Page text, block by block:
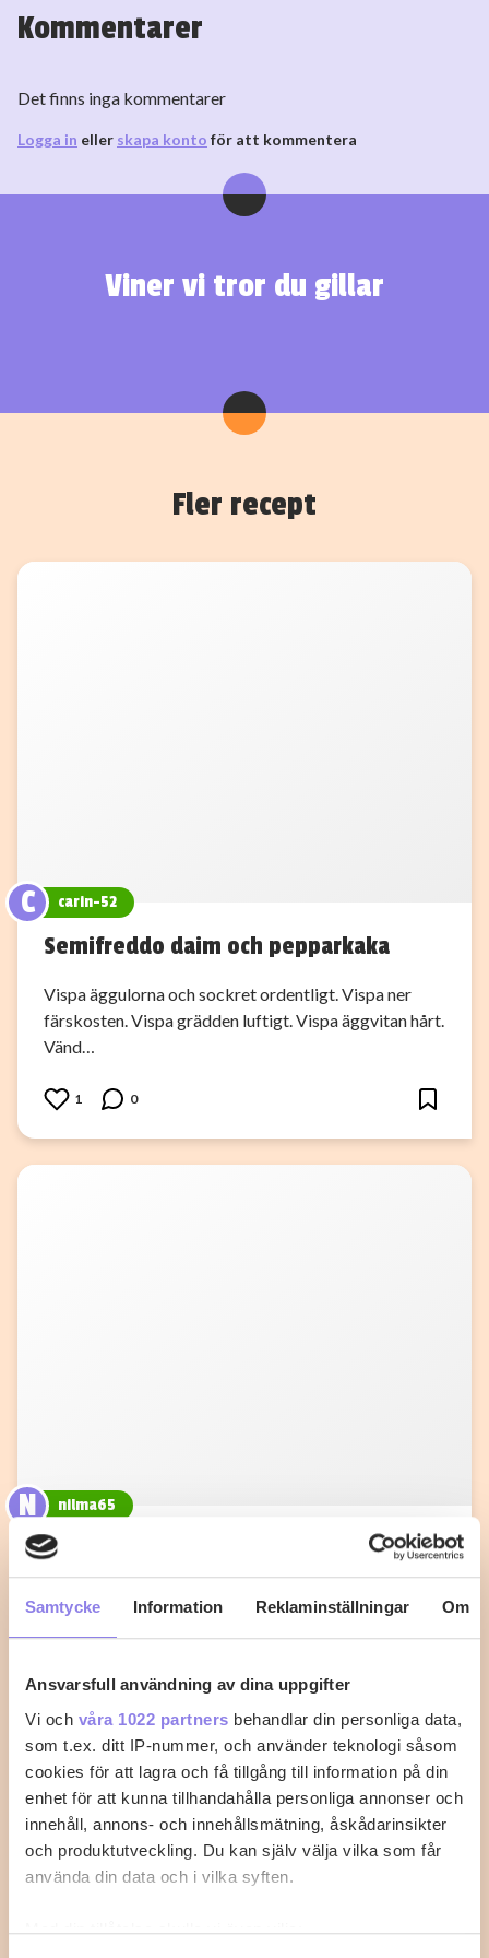
Samtycke Information Reklaminställningar Om
Ansvarsfull användning av dina uppgifter
Vi och våra 1022 partners behandlar din personliga data,
som t.ex. ditt IP-nummer, och använder teknologi såsom
cookies för att lagra och få tillgång till information på din
enhet för att kunna tillhandahålla personliga annonser och
innehåll, annons- och innehållsmätning, åskådarinsikter
och produktutveckling. Du kan själv välja vilka som får
använda din data och i vilka syften.
Med din tillåtelse skulle vi även vilja:
Kommentarer
Det finns inga kommentarer
Logga in eller skapa konto för att kommentera
Viner vi tror du gillar
Fler recept
C carin-52
Semifreddo daim och pepparkaka
Vispa äggulorna och sockret ordentligt. Vispa ner
färskosten. Vispa grädden luftigt. Vispa äggvitan hårt.
Vänd…
1 0
N nilma65
Fiskgratäng med kräftstjärtar och
tomatsås
0